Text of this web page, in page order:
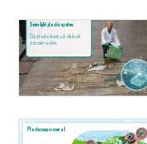
Soms lijkt plastic op eten.
Dit plastic komt uit de buik
van een walvis.
Plasticsoep is overal.